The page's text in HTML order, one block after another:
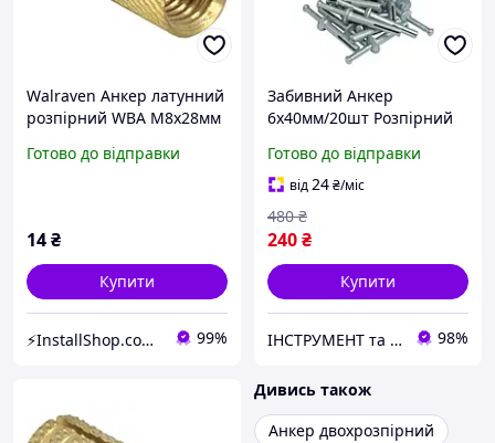
Walraven Анкер латунний
розпірний WBA М8х28мм
Готово до відправки
14₴
Купити
⚡InstallShop.com.ua⚡ 99%
Забивний Анкер
6х40мм/20шт Розпірний
Spec
Готово до відправки
від24₴/міс
240₴
480 ₴
Купити
ІНСТРУМЕНТ та МЕТИЗИ 98%
Дивись також
Анкер двохрозпірний